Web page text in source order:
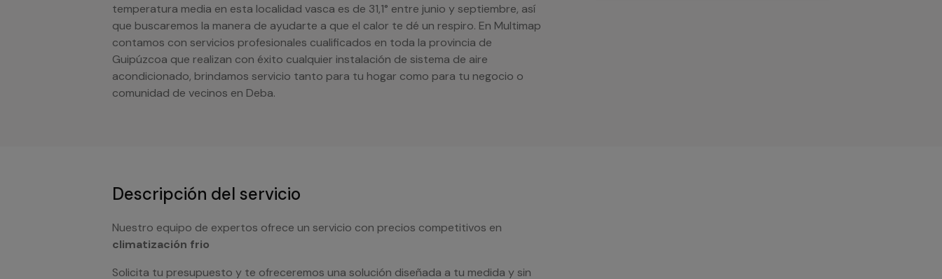
temperatura media en esta localidad vasca es de 31,1° entre junio y septiembre, así
que buscaremos la manera de ayudarte a que el calor te dé un respiro. En Multimap
contamos con servicios profesionales cualificados en toda la provincia de
Guipúzcoa que realizan con éxito cualquier instalación de sistema de aire
acondicionado, brindamos servicio tanto para tu hogar como para tu negocio o
comunidad de vecinos en Deba.
Descripción del servicio
Nuestro equipo de expertos ofrece un servicio con precios competitivos en
climatización frio
Solicita tu presupuesto y te ofreceremos una solución diseñada a tu medida y sin